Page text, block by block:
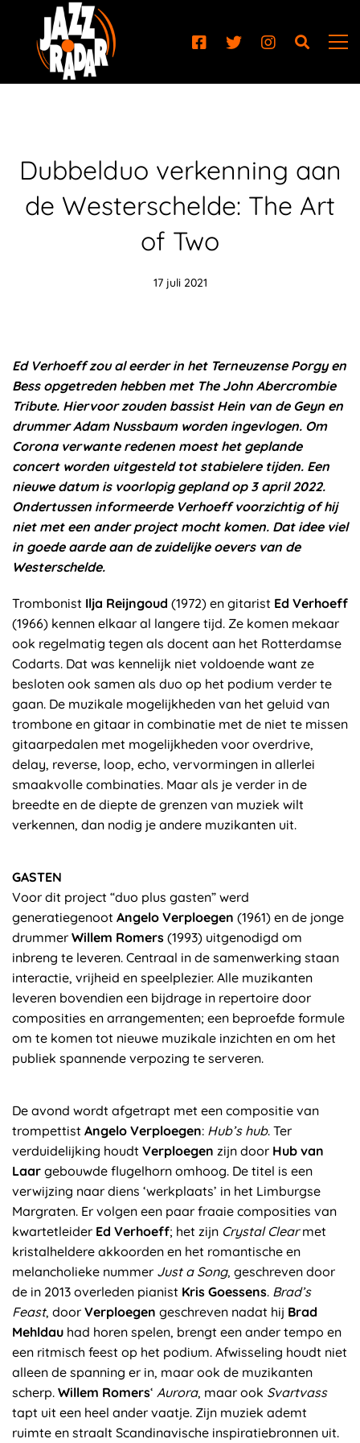
Dubbelduo verkenning aan
de Westerschelde: The Art
of Two
17 juli 2021
Ed Verhoeff zou al eerder in het Terneuzense Porgy en
Bess opgetreden hebben met The John Abercrombie
Tribute. Hiervoor zouden bassist Hein van de Geyn en
drummer Adam Nussbaum worden ingevlogen. Om
Corona verwante redenen moest het geplande
concert worden uitgesteld tot stabielere tijden. Een
nieuwe datum is voorlopig gepland op 3 april 2022.
Ondertussen informeerde Verhoeff voorzichtig of hij
niet met een ander project mocht komen. Dat idee viel
in goede aarde aan de zuidelijke oevers van de
Westerschelde.
Trombonist Ilja Reijngoud (1972) en gitarist Ed Verhoeff
(1966) kennen elkaar al langere tijd. Ze komen mekaar
ook regelmatig tegen als docent aan het Rotterdamse
Codarts. Dat was kennelijk niet voldoende want ze
besloten ook samen als duo op het podium verder te
gaan. De muzikale mogelijkheden van het geluid van
trombone en gitaar in combinatie met de niet te missen
gitaarpedalen met mogelijkheden voor overdrive,
delay, reverse, loop, echo, vervormingen in allerlei
smaakvolle combinaties. Maar als je verder in de
breedte en de diepte de grenzen van muziek wilt
verkennen, dan nodig je andere muzikanten uit.
GASTEN
Voor dit project “duo plus gasten” werd
generatiegenoot Angelo Verploegen (1961) en de jonge
drummer Willem Romers (1993) uitgenodigd om
inbreng te leveren. Centraal in de samenwerking staan
interactie, vrijheid en speelplezier. Alle muzikanten
leveren bovendien een bijdrage in repertoire door
composities en arrangementen; een beproefde formule
om te komen tot nieuwe muzikale inzichten en om het
publiek spannende verpozing te serveren.
De avond wordt afgetrapt met een compositie van
trompettist Angelo Verploegen: Hub’s hub. Ter
verduidelijking houdt Verploegen zijn door Hub van
Laar gebouwde flugelhorn omhoog. De titel is een
verwijzing naar diens ‘werkplaats’ in het Limburgse
Margraten. Er volgen een paar fraaie composities van
kwartetleider Ed Verhoeff; het zijn Crystal Clearmet
kristalheldere akkoorden en het romantische en
melancholieke nummer Just a Song, geschreven door
de in 2013 overleden pianist Kris Goessens. Brad’s
Feast, door Verploegen geschreven nadat hij Brad
Mehldau had horen spelen, brengt een ander tempo en
een ritmisch feest op het podium. Afwisseling houdt niet
alleen de spanning er in, maar ook de muzikanten
scherp. Willem Romers‘ Aurora, maar ook Svartvass
tapt uit een heel ander vaatje. Zijn muziek ademt
ruimte en straalt Scandinavische inspiratiebronnen uit.